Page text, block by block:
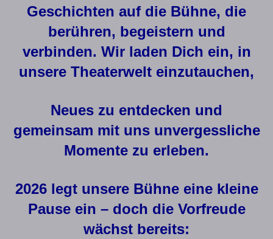
Geschichten auf die Bühne, die
berühren, begeistern und
verbinden. Wir laden Dich ein, in
unsere Theaterwelt einzutauchen,
Neues zu entdecken und
gemeinsam mit uns unvergessliche
Momente zu erleben.
2026 legt unsere Bühne eine kleine
Pause ein – doch die Vorfreude
wächst bereits: